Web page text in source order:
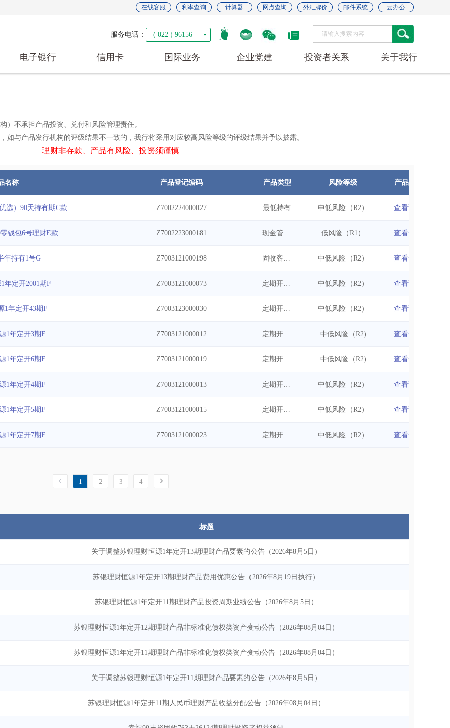
在线客服 利率查询 计算器 网点查询 外汇牌价 邮件系统 云办公
服务电话： ( 022 ) 96156
电子银行 信用卡 国际业务 企业党建 投资者关系 关于我行
）不承担产品投资、兑付和风险管理责任。
如与产品发行机构的评级结果不一致的，我行将采用对应较高风险等级的评级结果并予以披露。
理财非存款、产品有风险、投资须谨慎